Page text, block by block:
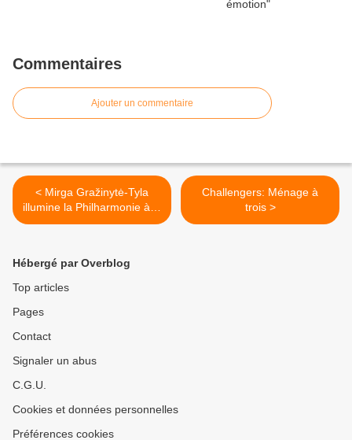
Commentaires
Ajouter un commentaire
< Mirga Gražinytė-Tyla
illumine la Philharmonie à la
tête de l'Orchestre
Challengers: Ménage à
trois >
Hébergé par Overblog
Top articles
Pages
Contact
Signaler un abus
C.G.U.
Cookies et données personnelles
Préférences cookies